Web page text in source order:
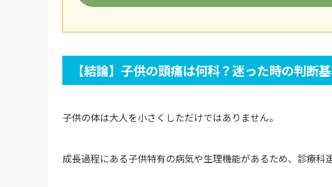
【結論】子供の頭痛は何科？迷った時の判断
子供の体は大人を小さくしただけではありません。
成長過程にある子供特有の病気や生理機能があるため、診療科